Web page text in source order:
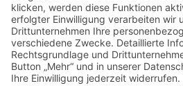
Band 26: Andreas Öffner
Die Macht der Interessen
Band 25: Edmund Ratka
Deutschlands Mittelmeerpolitik